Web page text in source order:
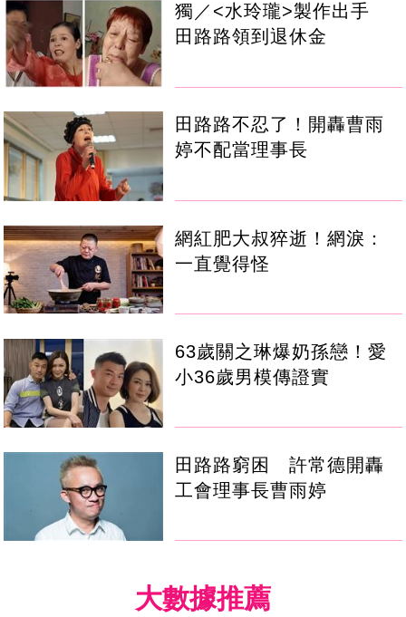
獨／<水玲瓏>製作出手
田路路領到退休金
田路路不忍了！開轟曹雨
婷不配當理事長
網紅肥大叔猝逝！網淚：
一直覺得怪
63歲關之琳爆奶孫戀！愛
小36歲男模傳證實
田路路窮困 許常德開轟
工會理事長曹雨婷
大數據推薦